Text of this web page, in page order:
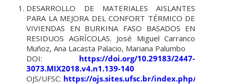
DESARROLLO DE MATERIALES AISLANTES
PARA LA MEJORA DEL CONFORT TÉRMICO DE
VIVIENDAS EN BURKINA FASO BASADOS EN
RESIDUOS AGRÍCOLAS. José Miguel Carranco
Muñoz, Ana Lacasta Palacio, Mariana Palumbo
DOI: https://doi.org/10.29183/2447-
3073.MIX2018.v4.n1.139-140
OJS/UFSC: https://ojs.sites.ufsc.br/index.php/